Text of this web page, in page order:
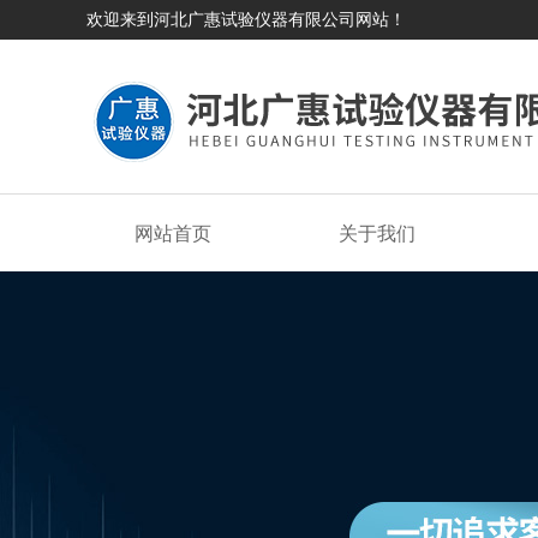
欢迎来到河北广惠试验仪器有限公司网站！
网站首页 关于我们